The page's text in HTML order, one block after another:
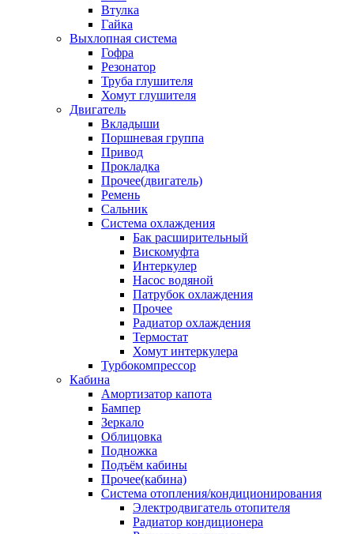
Втулка
Гайка
Выхлопная система
Гофра
Резонатор
Труба глушителя
Хомут глушителя
Двигатель
Вкладыши
Поршневая группа
Привод
Прокладка
Прочее(двигатель)
Ремень
Сальник
Система охлаждения
Бак расширительный
Вискомуфта
Интеркулер
Насос водяной
Патрубок охлаждения
Прочее
Радиатор охлаждения
Термостат
Хомут интеркулера
Турбокомпрессор
Кабина
Амортизатор капота
Бампер
Зеркало
Облицовка
Подножка
Подъём кабины
Прочее(кабина)
Система отопления/кондиционирования
Электродвигатель отопителя
Радиатор кондиционера